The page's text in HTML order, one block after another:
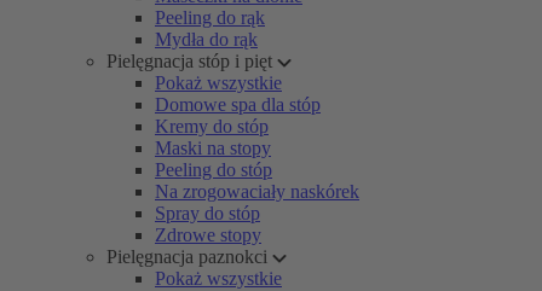
Peeling do rąk
Mydła do rąk
Pielęgnacja stóp i pięt
Pokaż wszystkie
Domowe spa dla stóp
Kremy do stóp
Maski na stopy
Peeling do stóp
Na zrogowaciały naskórek
Spray do stóp
Zdrowe stopy
Pielęgnacja paznokci
Pokaż wszystkie